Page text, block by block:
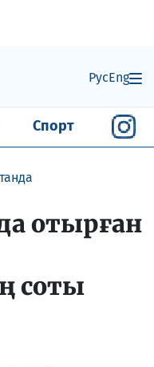
РусEng
Спорт
отырған
соты